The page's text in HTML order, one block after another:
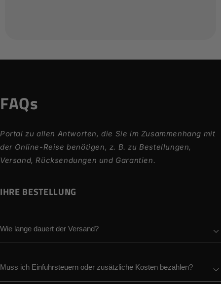
FAQs
Portal zu allen Antworten, die Sie im Zusammenhang mit
der Online-Reise benötigen, z. B. zu Bestellungen,
Versand, Rücksendungen und Garantien.
IHRE BESTELLUNG
Wie lange dauert der Versand?
Muss ich Einfuhrsteuern oder zusätzliche Kosten bezahlen?